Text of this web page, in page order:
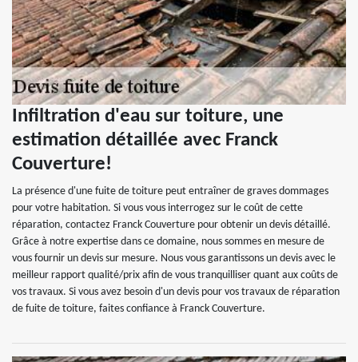
Infiltration d'eau sur toiture, une
estimation détaillée avec Franck
Couverture!
La présence d'une fuite de toiture peut entraîner de graves dommages
pour votre habitation. Si vous vous interrogez sur le coût de cette
réparation, contactez Franck Couverture pour obtenir un devis détaillé.
Grâce à notre expertise dans ce domaine, nous sommes en mesure de
vous fournir un devis sur mesure. Nous vous garantissons un devis avec le
meilleur rapport qualité/prix afin de vous tranquilliser quant aux coûts de
vos travaux. Si vous avez besoin d'un devis pour vos travaux de réparation
de fuite de toiture, faites confiance à Franck Couverture.